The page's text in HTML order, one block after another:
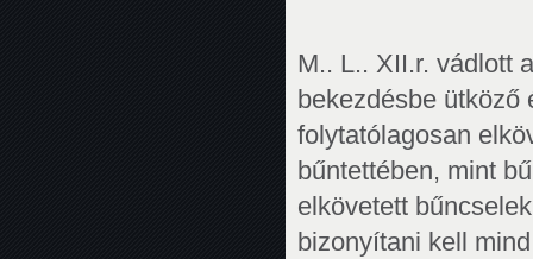
M.. L.. XII.r. vádlott
bekezdésbe ütköző
folytatólagosan
bűntettében, mint
elkövetett
bizonyítani kell